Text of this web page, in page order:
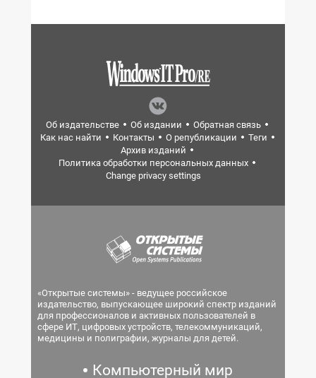
Об издательстве Об издании
Обратная связь
Как нас найти
Контакты О републикации
Теги
Архив изданий
Политика обработки персональных данных
Change privacy settings
«Открытые системы» - ведущее российское
издательство, выпускающее широкий спектр изданий
для профессионалов и активных пользователей в
сфере ИТ, цифровых устройств, телекоммуникаций,
медицины и полиграфии, журналы для детей.
Компьютерный мир